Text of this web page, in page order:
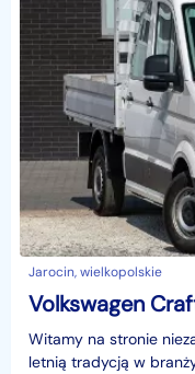
Jarocin, wielkopolskie
Witamy na stronie
letnią tradycją w